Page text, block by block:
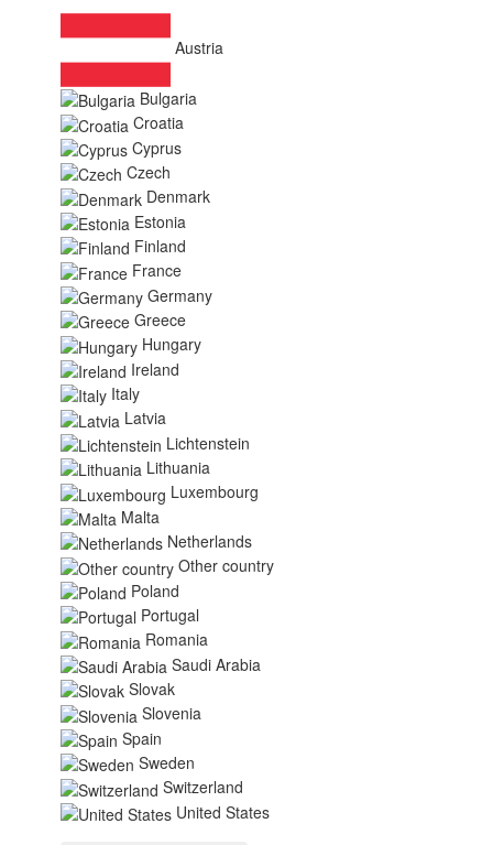
Austria
Bulgaria
Croatia
Cyprus
Czech
Denmark
Estonia
Finland
France
Germany
Greece
Hungary
Ireland
Italy
Latvia
Lichtenstein
Lithuania
Luxembourg
Malta
Netherlands
Other country
Poland
Portugal
Romania
Saudi Arabia
Slovak
Slovenia
Spain
Sweden
Switzerland
United States